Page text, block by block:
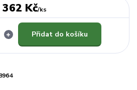
362 Kč/ks
Přidat do košíku